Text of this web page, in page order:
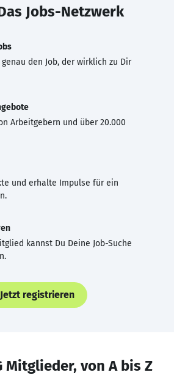
Jobs-Netzwerk
den Job, der wirklich zu Dir
Arbeitgebern und über 20.000
und erhalte Impulse für ein
kannst Du Deine Job-Suche
Jetzt registrieren
Mitglieder, von A bis Z